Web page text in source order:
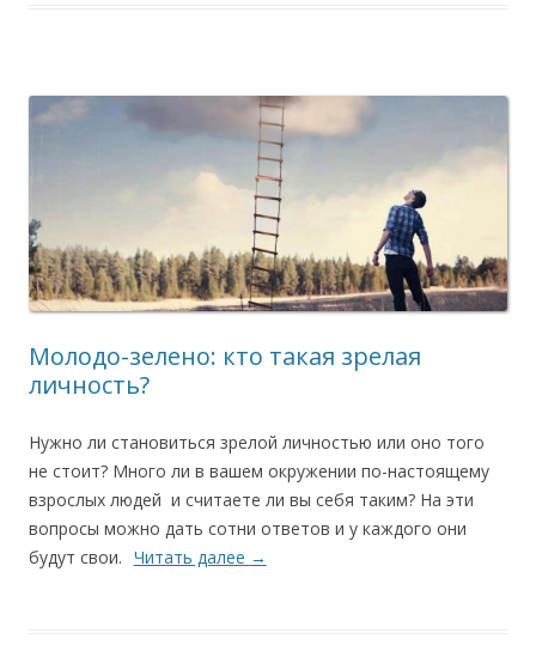
Молодо-зелено: кто такая зрелая
личность?
Нужно ли становиться зрелой личностью или оно того
не стоит? Много ли в вашем окружении по-настоящему
взрослых людей и считаете ли вы себя таким? На эти
вопросы можно дать сотни ответов и у каждого они
будут свои. Читать далее →